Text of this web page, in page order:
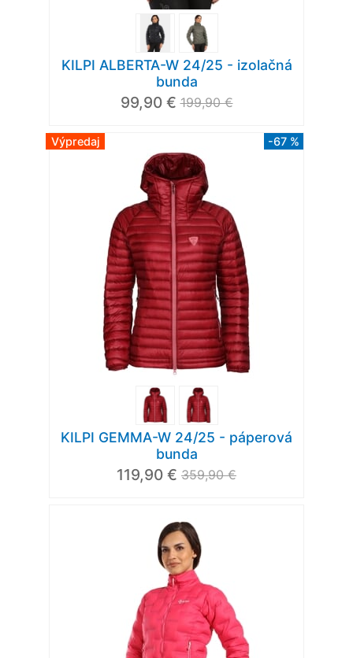
KILPI ALBERTA-W 24/25 - izolačná
bunda
99,90 € 199,90 €
Výpredaj -67 %
KILPI GEMMA-W 24/25 - páperová
bunda
119,90 € 359,90 €